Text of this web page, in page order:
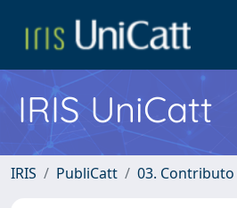
IRIS UniCatt
IRIS PubliCatt 03.